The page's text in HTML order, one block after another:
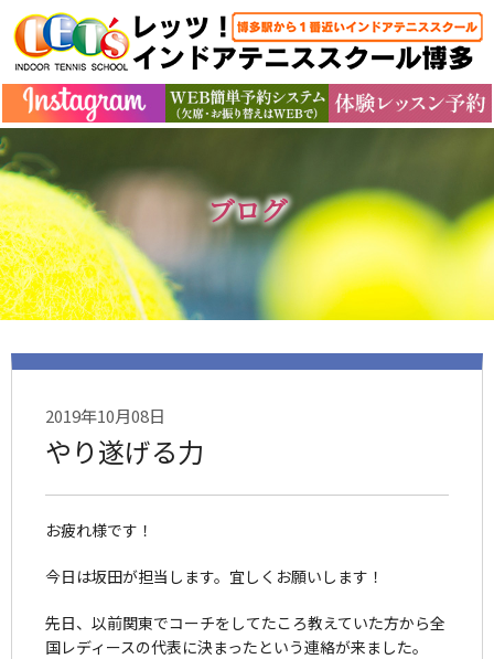
ブログ
2019年10月08日
やり遂げる力
お疲れ様です！
今日は坂田が担当します。宜しくお願いします！
先日、以前関東でコーチをしてたころ教えていた方から全
国レディースの代表に決まったという連絡が来ました。